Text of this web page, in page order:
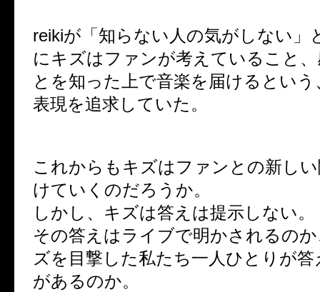
reikiが「知らない人の気がしない」
にキズはファンが考えていること
とを知った上で音楽を届けるとい
表現を追求していた。
これからもキズはファンとの新し
けていくのだろうか。
しかし、キズは答えは提示しない。
その答えはライブで明かされるの
ズを目撃した私たち一人ひとりが
があるのか。